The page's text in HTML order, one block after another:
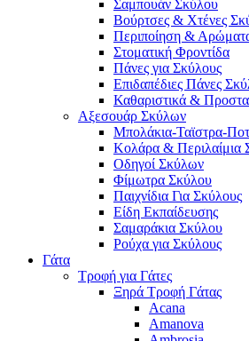
Σαμπουάν Σκύλου
Βούρτσες & Χτένες
Περιποίηση &
Στοματική Φροντίδα
Πάνες για Σκύλους
Επιδαπέδιες Πάνες
Καθαριστικά &
Αξεσουάρ Σκύλων
Μπολάκια-Ταϊστρα-
Κολάρα & Περιλαίμια
Οδηγοί Σκύλων
Φίμωτρα Σκύλου
Παιχνίδια Για Σκύλους
Είδη Εκπαίδευσης
Σαμαράκια Σκύλου
Ρούχα για Σκύλους
Γάτα
Τροφή για Γάτες
Ξηρά Τροφή Γάτας
Acana
Amanova